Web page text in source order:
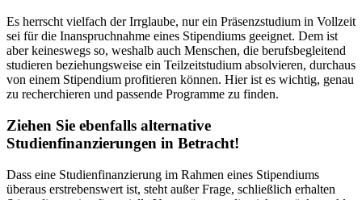
Es herrscht vielfach der Irrglaube, nur ein Präsenzstudium in Vollzeit
sei für die Inanspruchnahme eines Stipendiums geeignet. Dem ist
aber keineswegs so, weshalb auch Menschen, die berufsbegleitend
studieren beziehungsweise ein Teilzeitstudium absolvieren, durchaus
von einem Stipendium profitieren können. Hier ist es wichtig, genau
zu recherchieren und passende Programme zu finden.
Ziehen Sie ebenfalls alternative
Studienfinanzierungen in Betracht!
Dass eine Studienfinanzierung im Rahmen eines Stipendiums
überaus erstrebenswert ist, steht außer Frage, schließlich erhalten